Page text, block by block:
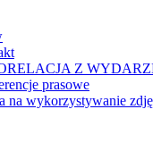
Z
prasowe
na wykorzystywanie